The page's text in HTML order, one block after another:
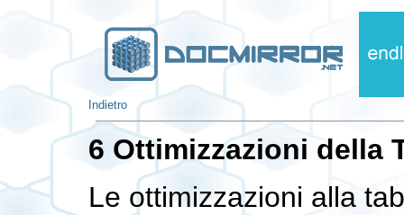
Indietro
6 Ottimizzazioni della
Le ottimizzazioni alla